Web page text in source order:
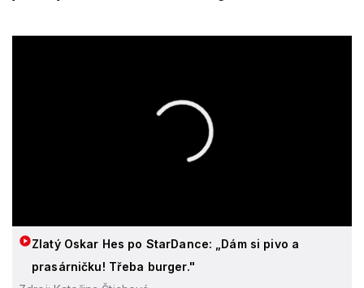
Zlatý Oskar Hes po StarDance: „Dám si pivo a
prasárničku! Třeba burger."